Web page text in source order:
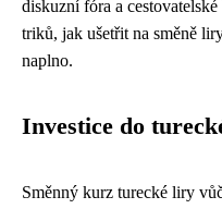
diskuzní fóra a
triků, jak ušetřit na směně
naplno.
Investice do
Směnný kurz turecké liry